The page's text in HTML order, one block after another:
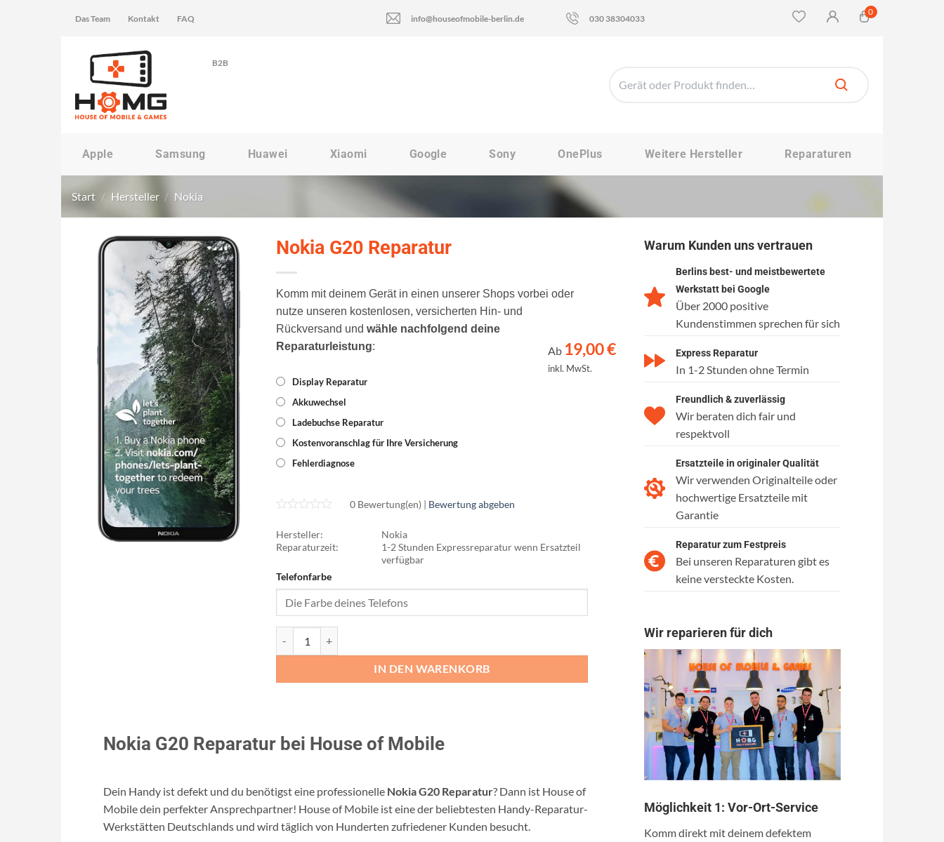
Inhalt
Das Team Kontakt FAQ
B2B
info@houseofmobile-berlin.de 030 38304033
0
Apple Samsung Huawei Xiaomi Google Sony OnePlus Weitere Hersteller Reparaturen
Start / Hersteller / Nokia
Nokia G20 Reparatur
Komm mit deinem Gerät in einen unserer Shops vorbei oder
nutze unseren kostenlosen, versicherten Hin- und
Rückversand und wähle nachfolgend deine
Reparaturleistung:
Display Reparatur
Akkuwechsel
Ladebuchse Reparatur
Kostenvoranschlag für Ihre Versicherung
Fehlerdiagnose
0 Bewertung(en) | Bewertung abgeben
Hersteller:
Nokia
Reparaturzeit:
1-2 Stunden Expressreparatur wenn Ersatzteil
verfügbar
Telefonfarbe
IN DEN WARENKORB
Ab 19,00€
inkl. MwSt.
Nokia G20 Reparatur bei House of Mobile
Dein Handy ist defekt und du benötigst eine professionelle Nokia G20 Reparatur? Dann ist House of
Mobile dein perfekter Ansprechpartner! House of Mobile ist eine der beliebtesten Handy-Reparatur-
Werkstätten Deutschlands und wird täglich von Hunderten zufriedener Kunden besucht.
Warum Kunden uns vertrauen
Berlins best- und meistbewertete
Werkstatt bei Google
Über 2000 positive
Kundenstimmen sprechen für sich
Express Reparatur
In 1-2 Stunden ohne Termin
Freundlich & zuverlässig
Wir beraten dich fair und
respektvoll
Ersatzteile in originaler Qualität
Wir verwenden Originalteile oder
hochwertige Ersatzteile mit
Garantie
Reparatur zum Festpreis
Bei unseren Reparaturen gibt es
keine versteckte Kosten.
Wir reparieren für dich
Möglichkeit 1: Vor-Ort-Service
Komm direkt mit deinem defektem